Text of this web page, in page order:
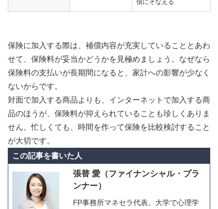
償にそなえる
保険に加入する際は、補償内容が充実していることとあわ
せて、保険料が妥当かどうかを見極めましょう。なぜなら
保険料の支払いが長期間になると、家計への影響が少なく
ないからです。
対面で加入する商品よりも、インターネットで加入する商
品のほうが、保険料が抑えられていることも珍しくありま
せん。忙しくても、時間を作って保険を比較検討すること
が大切です。
この記事を書いた人
張替 愛（ファイナンシャル・プラ
ンナー）
FP事務所マネセラ代表。大学で心理学